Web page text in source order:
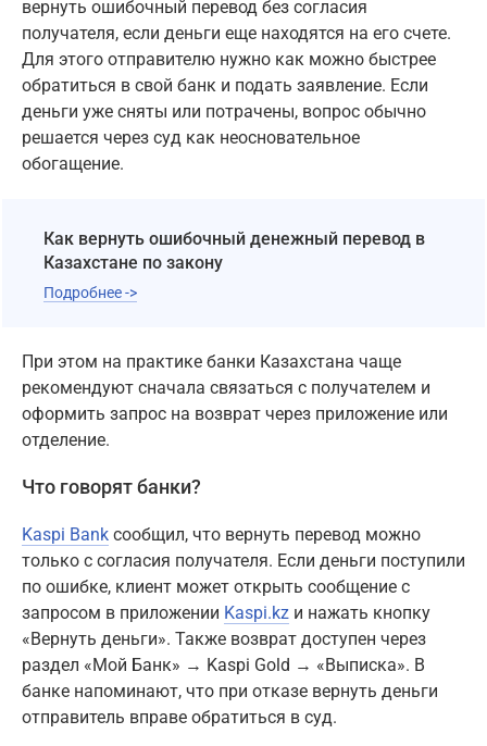
вернуть ошибочный перевод без согласия
получателя, если деньги еще находятся на его счете.
Для этого отправителю нужно как можно быстрее
обратиться в свой банк и подать заявление. Если
деньги уже сняты или потрачены, вопрос обычно
решается через суд как неосновательное
обогащение.
Как вернуть ошибочный денежный перевод в
Казахстане по закону
Подробнее ->
При этом на практике банки Казахстана чаще
рекомендуют сначала связаться с получателем и
оформить запрос на возврат через приложение или
отделение.
Что говорят банки?
Kaspi Bank сообщил, что вернуть перевод можно
только с согласия получателя. Если деньги поступили
по ошибке, клиент может открыть сообщение с
запросом в приложении Kaspi.kz и нажать кнопку
«Вернуть деньги». Также возврат доступен через
раздел «Мой Банк» → Kaspi Gold → «Выписка». В
банке напоминают, что при отказе вернуть деньги
отправитель вправе обратиться в суд.